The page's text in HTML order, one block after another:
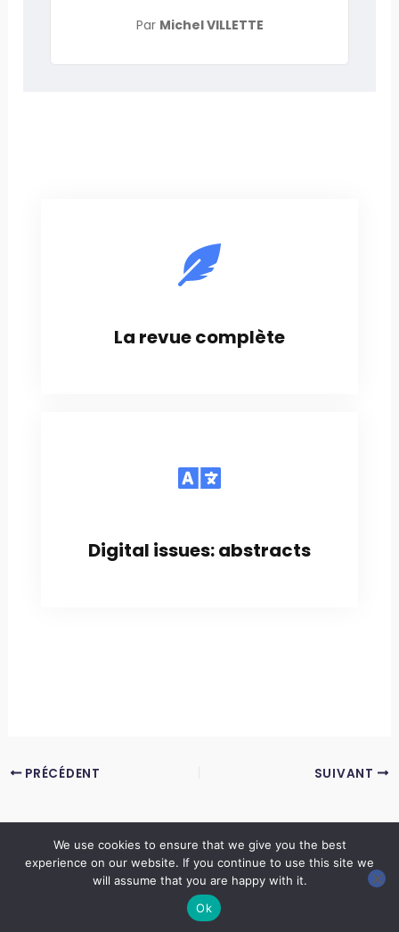
Par Michel VILLETTE
La revue complète
Digital issues: abstracts
PRÉCÉDENT SUIVANT
Copyright © 2026 LES ANNALES DES MINES | Powered byThème WordPress Astra
We use cookies to ensure that we give you the best
experience on our website. If you continue to use this site we
will assume that you are happy with it.
Ok